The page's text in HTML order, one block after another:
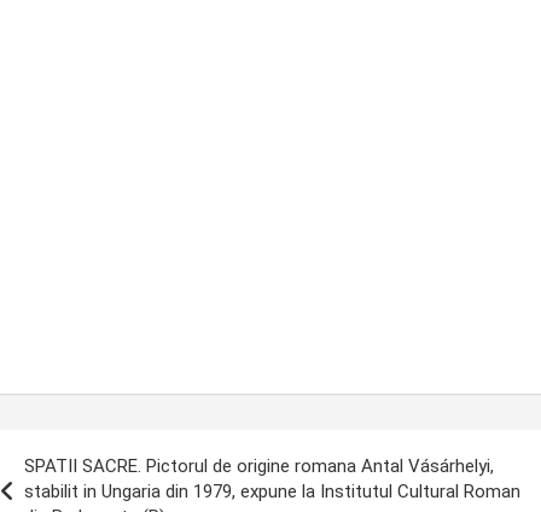
SPATII SACRE. Pictorul de origine romana Antal Vásárhelyi,
stabilit in Ungaria din 1979, expune la Institutul Cultural Roman